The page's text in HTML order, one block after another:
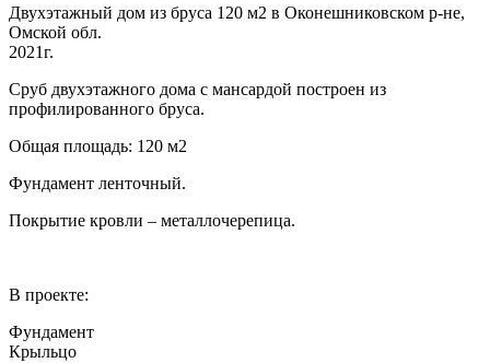
Двухэтажный дом из бруса 120 м2 в Оконешниковском р-не,
Омской обл.
2021г.
Сруб двухэтажного дома с мансардой построен из
профилированного бруса.
Общая площадь: 120 м2
Фундамент ленточный.
Покрытие кровли – металлочерепица.
В проекте:
Фундамент
Крыльцо